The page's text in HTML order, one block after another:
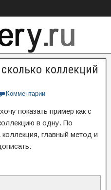
коллекций
Комментарии
показать пример как с
в одну. По
главный метод и